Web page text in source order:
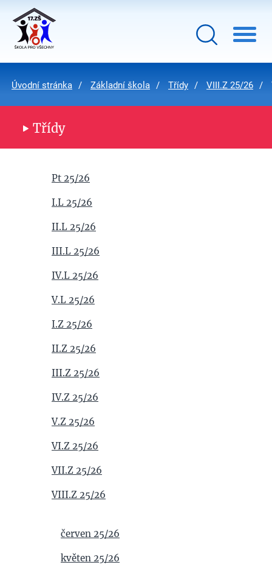
Úvodní stránka Základní škola Třídy VIII.Z 25/26
Třídy
Pt 25/26
I.L 25/26
II.L 25/26
III.L 25/26
IV.L 25/26
V.L 25/26
I.Z 25/26
II.Z 25/26
III.Z 25/26
IV.Z 25/26
V.Z 25/26
VI.Z 25/26
VII.Z 25/26
VIII.Z 25/26
červen 25/26
květen 25/26